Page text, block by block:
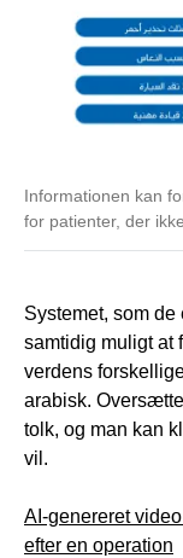
Informationen kan
for patienter, der
Systemet, som
samtidig muligt at
verdens
arabisk.
tolk, og man kan
vil.
AI-genereret
efter en operation